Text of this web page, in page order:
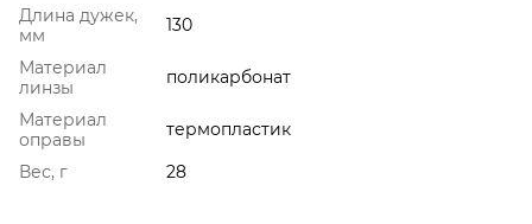
Длина дужек,
мм
130
Материал
линзы
поликарбонат
Материал
оправы
термопластик
Вес, г
28